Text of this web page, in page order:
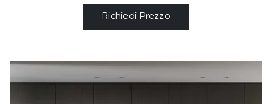
Richiedi Prezzo